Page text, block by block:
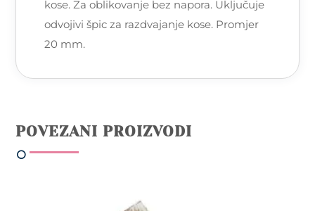
kose. Za oblikovanje bez napora. Uključuje
odvojivi špic za razdvajanje kose. Promjer
20 mm.
POVEZANI PROIZVODI